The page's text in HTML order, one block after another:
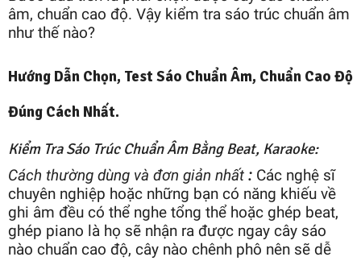
âm, chuẩn cao độ. Vậy kiểm tra sáo trúc chuẩn âm
như thế nào?
Hướng Dẫn Chọn, Test Sáo Chuẩn Âm, Chuẩn Cao Độ
Đúng Cách Nhất.
Kiểm Tra Sáo Trúc Chuẩn Âm Bằng Beat, Karaoke:
Cách thường dùng và đơn giản nhất : Các nghệ sĩ
chuyên nghiệp hoặc những bạn có năng khiếu về
ghi âm đều có thể nghe tổng thể hoặc ghép beat,
ghép piano là họ sẽ nhận ra được ngay cây sáo
nào chuẩn cao độ, cây nào chênh phô nên sẽ dễ